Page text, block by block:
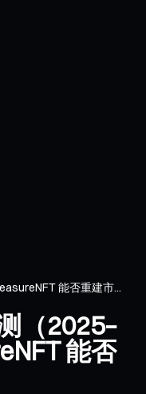
能否重建市...
（2025–
能否